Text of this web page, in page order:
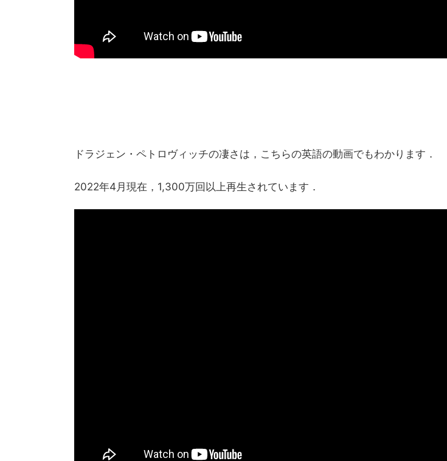
ドラジェン・ペトロヴィッチの凄さは，こちらの英語の動画でもわかります．
2022年4月現在，1,300万回以上再生されています．